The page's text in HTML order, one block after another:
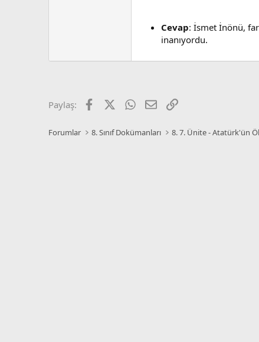
Cevap: İsmet İnönü,
inanıyordu.
Paylaş: Facebook WhatsApp
E-postaLink
Forumlar 8. Sınıf Dokümanları 8. 7. Ünite - Atatürk'ün